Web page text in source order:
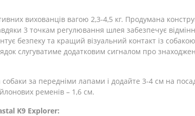
вихованців вагою 2,3-4,5 кг. Продумана
3 точкам регулювання шлея забезпечує
безпеку та кращий візуальний контакт із
слугуватиме додатковим сигналом про
за передніми лапами і додайте 3-4 см на
ременів – 1,6 см.
K9 Explorer: